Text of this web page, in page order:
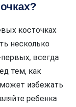
косточках
несколько
всегда
тем, как
избежать
ребенка